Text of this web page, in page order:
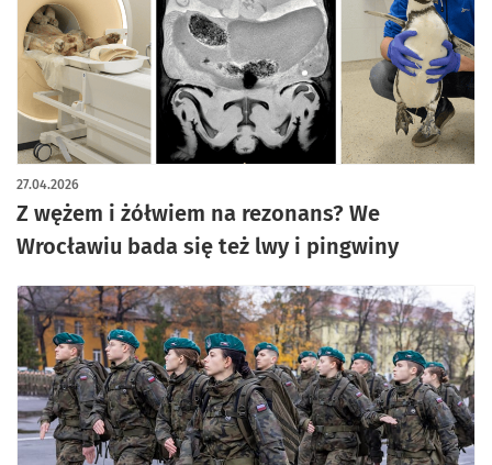
Z wężem i żółwiem na rezonans? We
Wrocławiu bada się też lwy i pingwiny
27.04.2026